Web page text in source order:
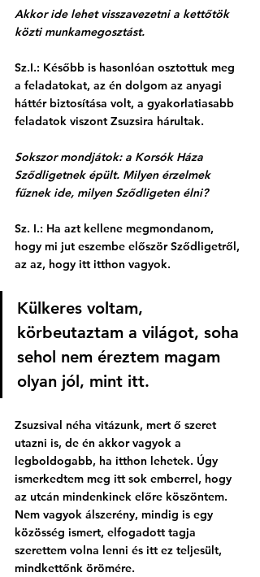
Akkor ide lehet visszavezetni a kettőtök
közti munkamegosztást.
Sz.I.: Később is hasonlóan osztottuk meg
a feladatokat, az én dolgom az anyagi
háttér biztosítása volt, a gyakorlatiasabb
feladatok viszont Zsuzsira hárultak.
Sokszor mondjátok: a Korsók Háza
Sződligetnek épült. Milyen érzelmek
fűznek ide, milyen Sződligeten élni?
Sz. I.: Ha azt kellene megmondanom,
hogy mi jut eszembe először Sződligetről,
az az, hogy itt itthon vagyok.
Külkeres voltam,
körbeutaztam a világot, soha
sehol nem éreztem magam
olyan jól, mint itt.
Zsuzsival néha vitázunk, mert ő szeret
utazni is, de én akkor vagyok a
legboldogabb, ha itthon lehetek. Úgy
ismerkedtem meg itt sok emberrel, hogy
az utcán mindenkinek előre köszöntem.
Nem vagyok álszerény, mindig is egy
közösség ismert, elfogadott tagja
szerettem volna lenni és itt ez teljesült,
mindkettőnk örömére.